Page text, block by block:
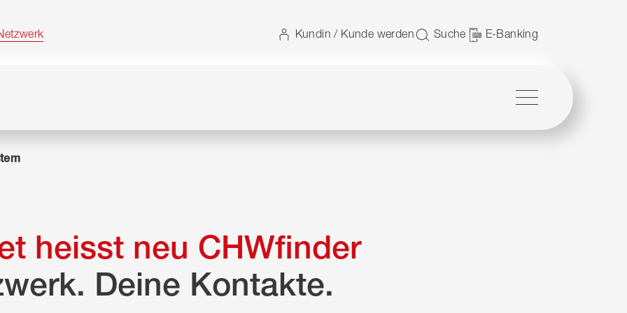
Kundin / Kunde werden Suche E-Banking
heisst neu CHWfinder
Deine Kontakte.